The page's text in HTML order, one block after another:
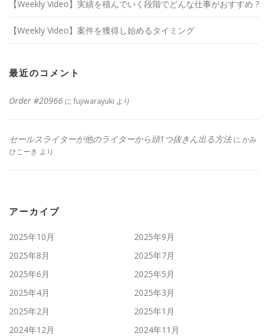
【Weekly Video】実績を積んでいく段階でどんな仕事がおすすめ ?
【Weekly Video】案件を獲得し始めるタイミング
最近のコメント
Order #20966 に fujiwarayuki より
セールスライターが他のライターから頭1つ抜きん出る方法に かみ
ひこーき より
アーカイブ
2025年10月
2025年9月
2025年8月
2025年7月
2025年6月
2025年5月
2025年4月
2025年3月
2025年2月
2025年1月
2024年12月
2024年11月